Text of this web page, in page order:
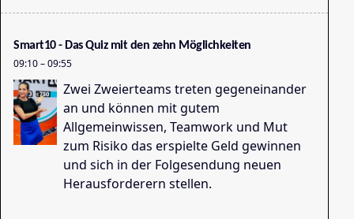
Smart10 - Das Quiz mit den zehn Möglichkeiten
09:10–09:55
Zwei Zweierteams treten gegeneinander
an und können mit gutem
Allgemeinwissen, Teamwork und Mut
zum Risiko das erspielte Geld gewinnen
und sich in der Folgesendung neuen
Herausforderern stellen.